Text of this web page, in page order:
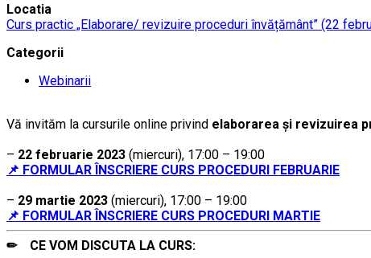
Locatia
Curs practic „Elaborare/ revizuire proceduri învățământ” (22
Categorii
Webinarii
Vă invităm la cursurile online privind elaborarea și revizuirea
– 22 februarie 2023 (miercuri), 17:00 – 19:00
📌 FORMULAR ÎNSCRIERE CURS PROCEDURI FEBRUARIE
– 29 martie 2023 (miercuri), 17:00 – 19:00
📌 FORMULAR ÎNSCRIERE CURS PROCEDURI MARTIE
✏ CE VOM DISCUTA LA CURS: